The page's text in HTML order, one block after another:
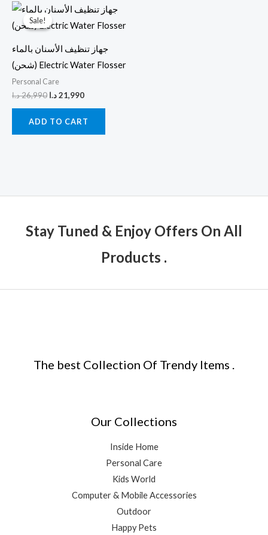
Sale!
Sale!
جهاز تنظيف الأسنان بالماء
(شحن) Electric Water Flosser
Personal Care
26,990د.ا
Original
price
was:
21,990د.ا
Current
price
is:
ADD TO CART
Stay Tuned & Enjoy Offers On All
Products .
The best Collection Of Trendy Items .
Our Collections
Inside Home
Personal Care
Kids World
Computer & Mobile Accessories
Outdoor
Happy Pets